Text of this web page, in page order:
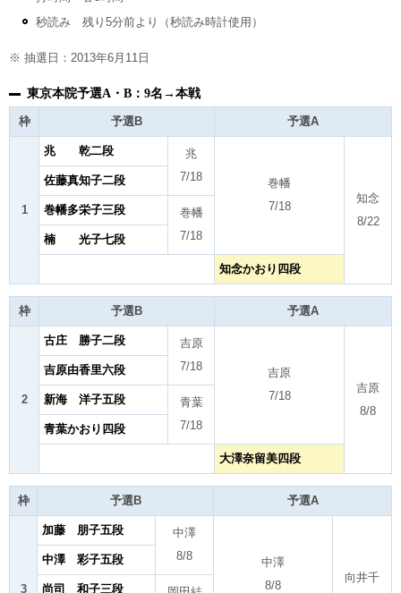
秒読み 残り5分前より（秒読み時計使用）
※ 抽選日：2013年6月11日
東京本院予選A・B：9名→本戦
枠 予選B 予選A
1
兆 乾二段
兆
7/18
巻幡
7/18
知念
8/22
佐藤真知子二段
巻幡多栄子三段
巻幡
7/18
楠 光子七段
知念かおり四段
枠 予選B 予選A
2
古庄 勝子二段
吉原
7/18
吉原
7/18
吉原
8/8
吉原由香里六段
新海 洋子五段
青葉
7/18
青葉かおり四段
大澤奈留美四段
枠 予選B 予選A
3
加藤 朋子五段
中澤
8/8
中澤
8/8
向井千
中澤 彩子五段
尚司 和子三段